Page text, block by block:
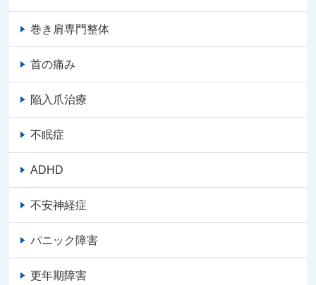
巻き肩専門整体
首の痛み
陥入爪治療
不眠症
ADHD
不安神経症
パニック障害
更年期障害